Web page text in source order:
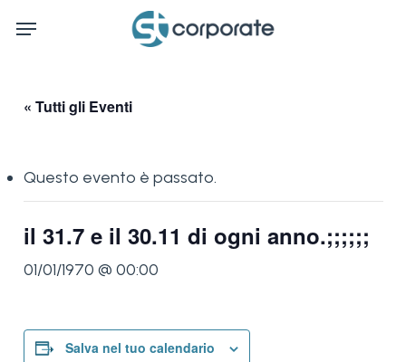
Menu
« Tutti gli Eventi
Questo evento è passato.
il 31.7 e il 30.11 di ogni anno.;;;;;;
01/01/1970 @ 00:00
Salva nel tuo calendario